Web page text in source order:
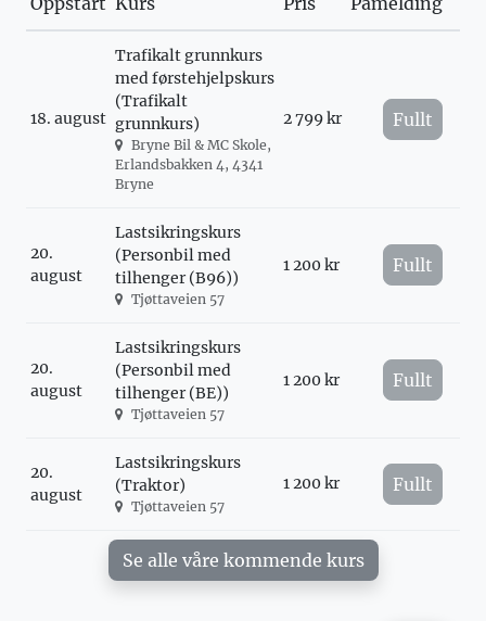
18. august
Trafikalt grunnkurs
med førstehjelpskurs
(Trafikalt
grunnkurs)
Bryne Bil & MC Skole,
Erlandsbakken 4, 4341
Bryne
2 799 kr Fullt
20.
august
Lastsikringskurs
(Personbil med
tilhenger (B96))
Tjøttaveien 57
1 200 kr Fullt
20.
august
Lastsikringskurs
(Personbil med
tilhenger (BE))
Tjøttaveien 57
1 200 kr Fullt
20.
august
Lastsikringskurs
(Traktor)
Tjøttaveien 57
1 200 kr Fullt
Se alle våre kommende kurs